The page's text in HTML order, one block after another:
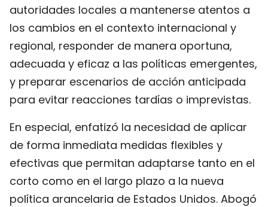
ENGLISH
中文
FRANÇAIS
РУССКИЙ
autoridades locales a mantenerse atentos a
los cambios en el contexto internacional y
regional, responder de manera oportuna,
adecuada y eficaz a las políticas emergentes,
y preparar escenarios de acción anticipada
para evitar reacciones tardías o imprevistas.
En especial, enfatizó la necesidad de aplicar
de forma inmediata medidas flexibles y
efectivas que permitan adaptarse tanto en el
corto como en el largo plazo a la nueva
política arancelaria de Estados Unidos. Abogó